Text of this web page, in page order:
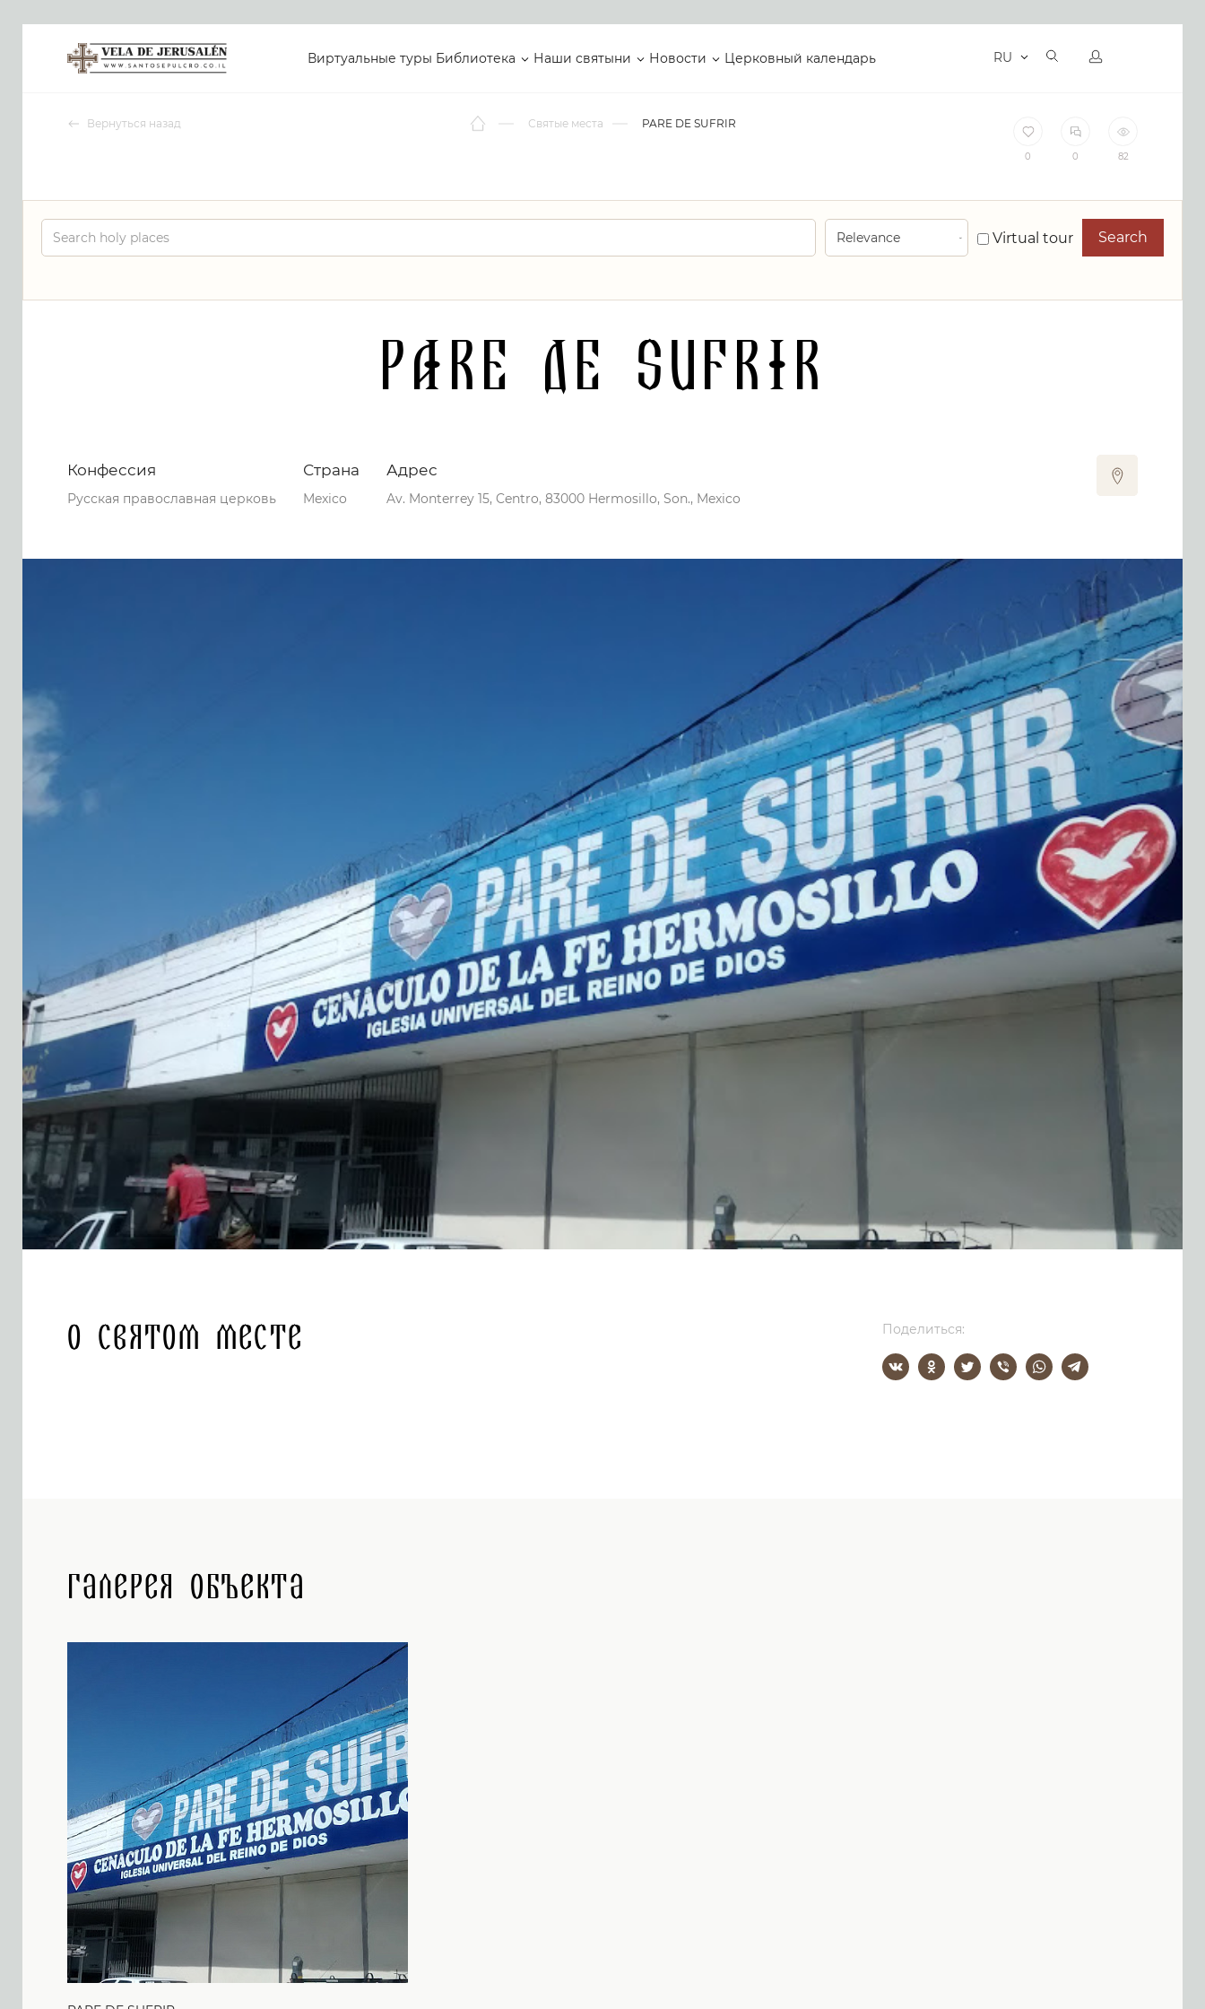
Виртуальные туры Библиотека Наши святыни Новости Церковный календарь RU
Вернуться назад Святые места PARE DE SUFRIR
0 0 82
Virtual tour Search
PARE DE SUFRIR
Конфессия
Русская православная церковь
Страна
Mexico
Адрес
Av. Monterrey 15, Centro, 83000 Hermosillo, Son., Mexico
О святом месте Поделиться:
Галерея объекта